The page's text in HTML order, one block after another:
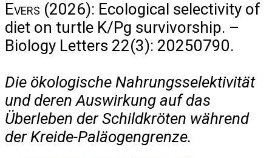
Evers (2026): Ecological selectivity of
diet on turtle K/Pg survivorship. –
Biology Letters 22(3): 20250790.
Die ökologische Nahrungsselektivität
und deren Auswirkung auf das
Überleben der Schildkröten während
der Kreide-Paläogengrenze.